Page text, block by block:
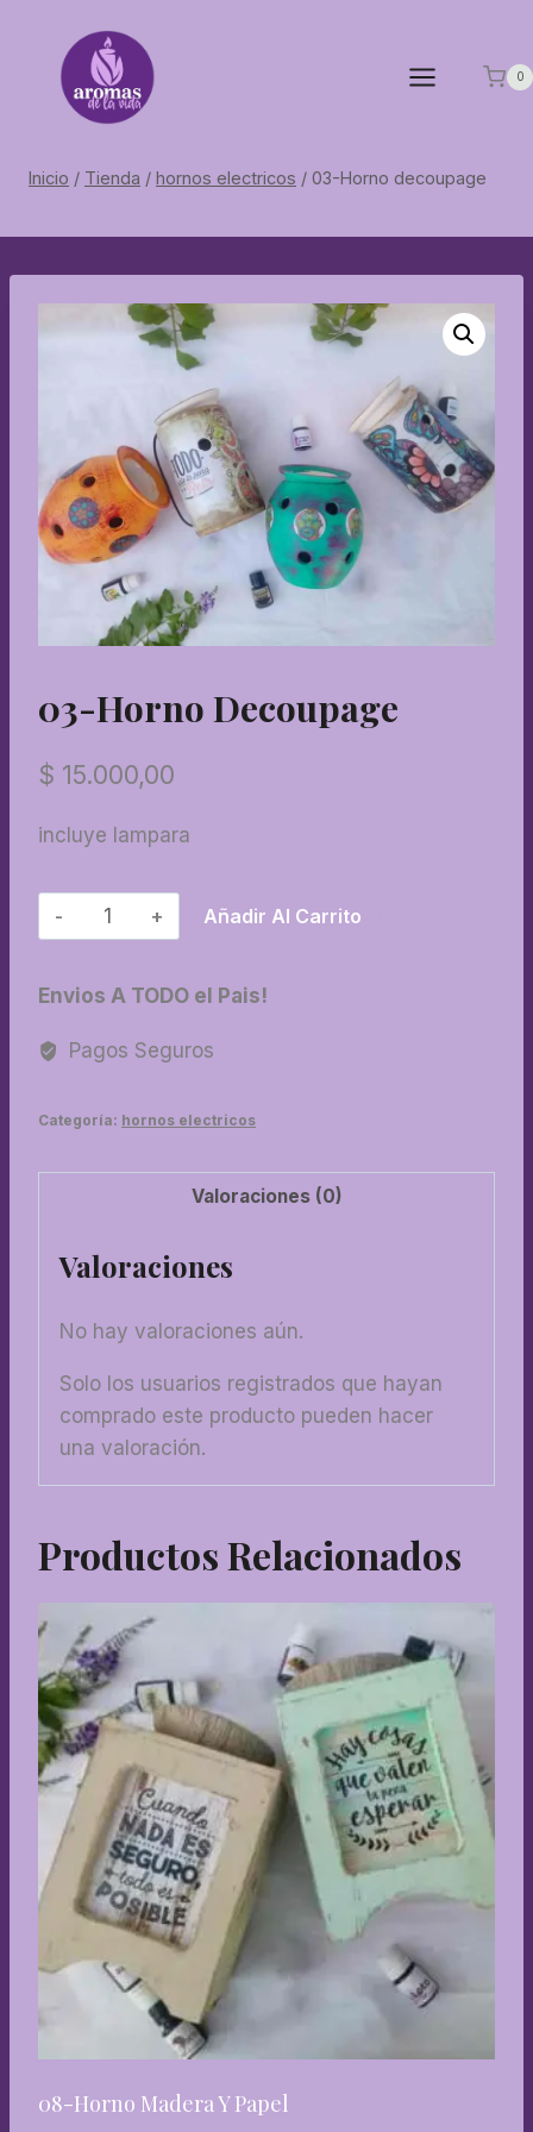
contenido
0
Inicio / Tienda / hornos electricos / 03-Horno decoupage
03-Horno Decoupage
$ 15.000,00
incluye lampara
03-
Horno
cantidad
Añadir Al Carrito
Envios A TODO el Pais!
Pagos Seguros
Categoría: hornos electricos
Valoraciones (0)
Valoraciones
No hay valoraciones aún.
Solo los usuarios registrados que hayan
comprado este producto pueden hacer
una valoración.
Productos Relacionados
08-Horno Madera Y Papel